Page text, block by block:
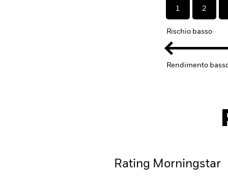
1 2
Rischio basso
Rendimento
Rating Morningstar